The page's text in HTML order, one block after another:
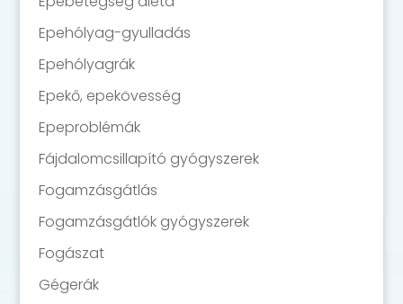
Epehólyag-gyulladás
Epehólyagrák
Epekő, epekövesség
Epeproblémák
Fájdalomcsillapító gyógyszerek
Fogamzásgátlás
Fogamzásgátlók gyógyszerek
Fogászat
Gégerák